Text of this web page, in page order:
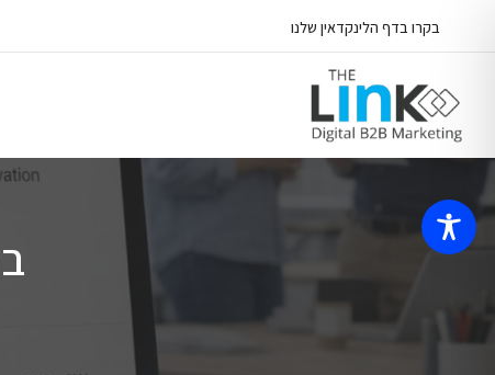
בקרו בדף הלינקדאין שלנו
S
o
l